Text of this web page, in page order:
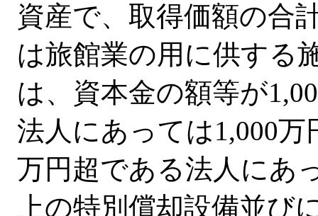
資産で、取得価額の合
は旅館業の用に供する
は、資本金の額等が
法人にあっては1,000
万円超である法人にあ
上の特別償却設備並び